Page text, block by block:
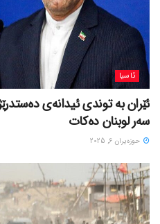
ئاسیا
ئێران بە توندی ئیدانەی
سەر لوبنان دەکات
حوزه‌یران 6, 2025